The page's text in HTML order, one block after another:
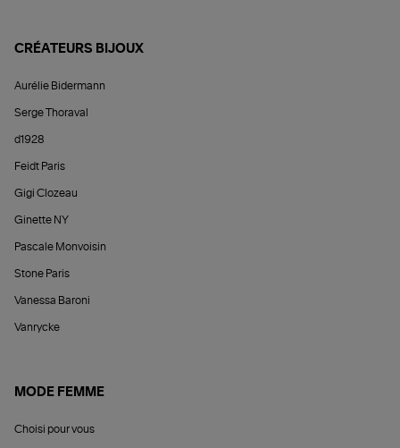
CRÉATEURS BIJOUX
Aurélie Bidermann
Serge Thoraval
d1928
Feidt Paris
Gigi Clozeau
Ginette NY
Pascale Monvoisin
Stone Paris
Vanessa Baroni
Vanrycke
MODE FEMME
Choisi pour vous